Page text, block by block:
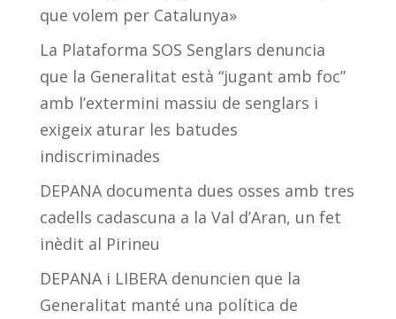
que volem per Catalunya»
La Plataforma SOS Senglars denuncia
que la Generalitat està “jugant amb foc”
amb l’extermini massiu de senglars i
exigeix aturar les batudes
indiscriminades
DEPANA documenta dues osses amb tres
cadells cadascuna a la Val d’Aran, un fet
inèdit al Pirineu
DEPANA i LIBERA denuncien que la
Generalitat manté una política de